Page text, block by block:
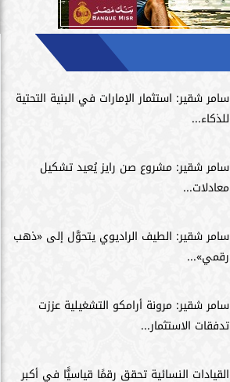
سامر شقير: استثمار الإمارات في البنية التحتية
للذكاء...
سامر شقير: مشروع صن رايز يُعيد تشكيل
معادلات...
سامر شقير: الطيف الراديوي يتحوَّل إلى «ذهب
رقمي»...
سامر شقير: مرونة أرامكو التشغيلية عززت
تدفقات الاستثمار...
القيادات النسائية تحقق رقمًا قياسيًّا في أكبر